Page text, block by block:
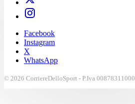
Facebook
Instagram
X
WhatsApp
© 2026 CorriereDelloSport - P.Iva 00878311000